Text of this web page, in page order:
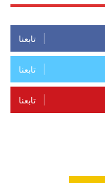
تابعنا
تابعنا
تابعنا